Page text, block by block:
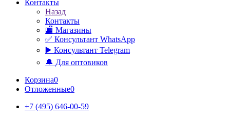
Контакты
Назад
Контакты
🏬 Магазины
✅️ Консультант WhatsApp
▶️ Консультант Telegram
🔔 Для оптовиков
Корзина0
Отложенные0
+7 (495) 646-00-59